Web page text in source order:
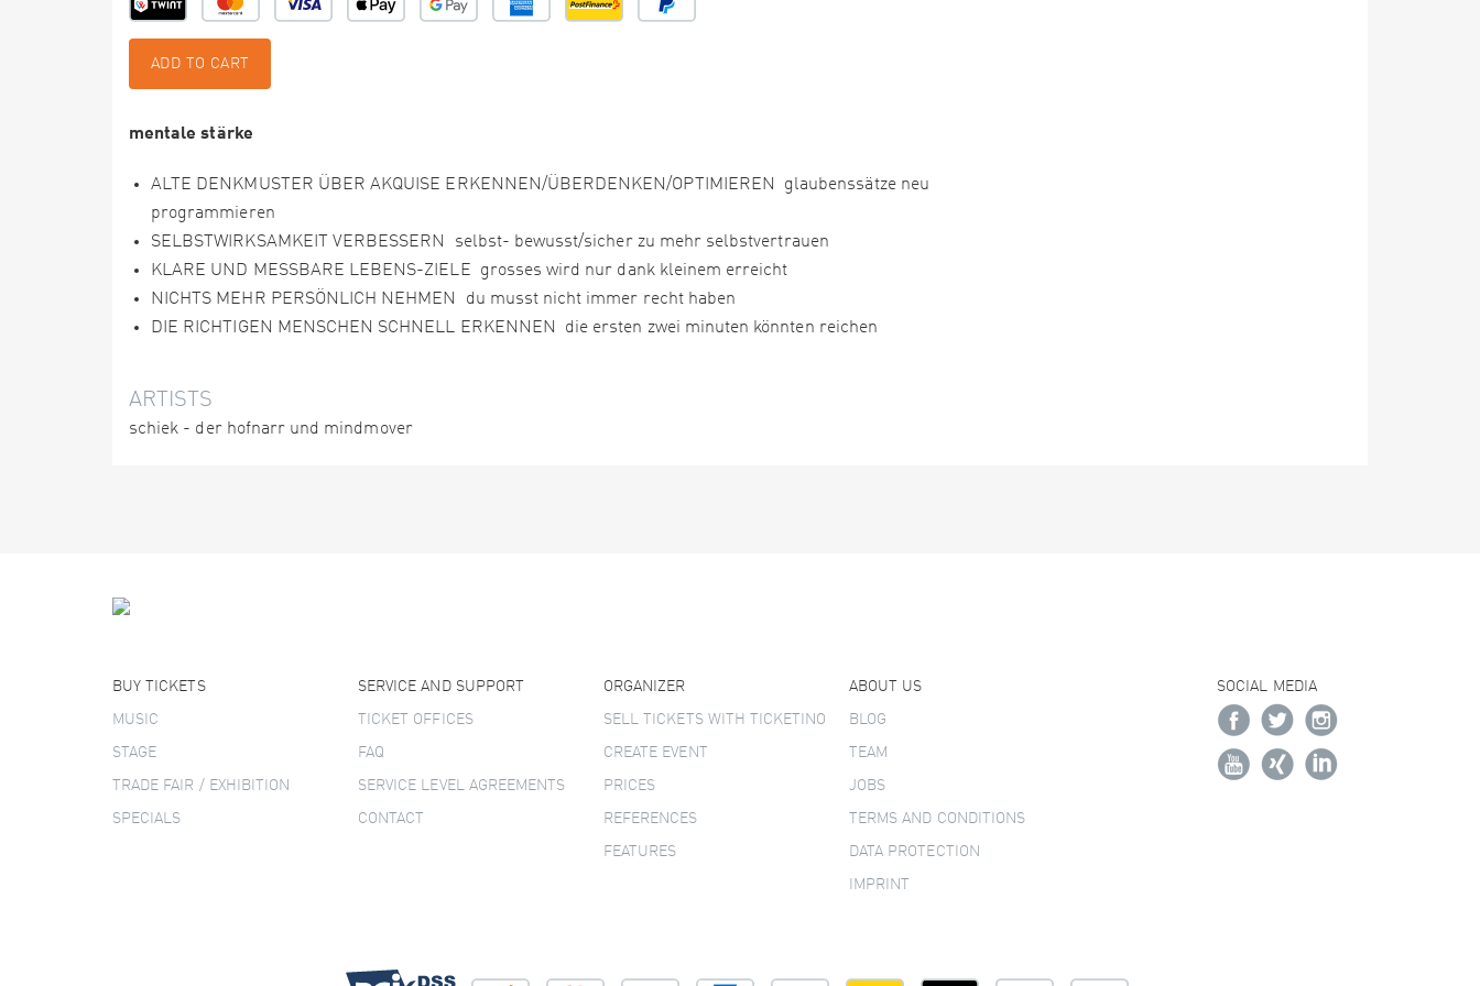
ADD TO CART
mentale stärke
ALTE DENKMUSTER ÜBER AKQUISE ERKENNEN/ÜBERDENKEN/OPTIMIEREN glaubenssätze neu
programmieren
SELBSTWIRKSAMKEIT VERBESSERN selbst- bewusst/sicher zu mehr selbstvertrauen
KLARE UND MESSBARE LEBENS-ZIELE grosses wird nur dank kleinem erreicht
NICHTS MEHR PERSÖNLICH NEHMEN du musst nicht immer recht haben
DIE RICHTIGEN MENSCHEN SCHNELL ERKENNEN die ersten zwei minuten könnten reichen
ARTISTS
schiek - der hofnarr und mindmover
BUY TICKETS
MUSIC
STAGE
TRADE FAIR / EXHIBITION
SPECIALS
SERVICE AND SUPPORT
TICKET OFFICES
FAQ
SERVICE LEVEL AGREEMENTS
CONTACT
ORGANIZER
SELL TICKETS WITH TICKETINO
CREATE EVENT
PRICES
REFERENCES
FEATURES
ABOUT US
BLOG
TEAM
JOBS
TERMS AND CONDITIONS
DATA PROTECTION
IMPRINT
SOCIAL MEDIA